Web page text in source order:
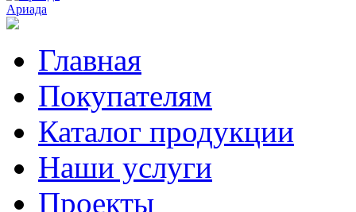
Ариада
Главная
Покупателям
Каталог продукции
Наши услуги
Проекты